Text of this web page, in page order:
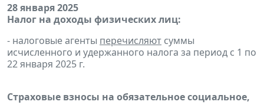
28 января 2025
Налог на доходы физических лиц:
- налоговые агенты перечисляют суммы
исчисленного и удержанного налога за период с 1 по
22 января 2025 г.
Страховые взносы на обязательное социальное,